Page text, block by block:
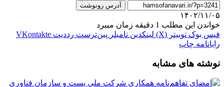
آدرس رونوشت
۱۴۰۲/۱۱/۰۵
خواندن این مطلب 1 دقیقه زمان میبرد
فیس بوک توییتر (X) لینکدین ‫تامبلر ‫پین‌ترست ‫رددیت ‫VKontakte
رایانامه چاپ
نوشته های مشابه